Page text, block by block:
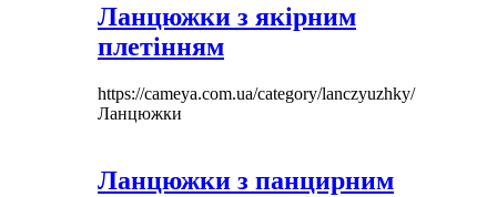
Ланцюжки з якірним
плетінням
https://cameya.com.ua/category/lanczyuzhky/
Ланцюжки
Ланцюжки з панцирним